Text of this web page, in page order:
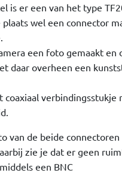
is er een van het type
wel een connector
een foto gemaakt en
daar overheen een
coaxiaal verbindingsstukje
van de beide connectoren
zie je dat er geen
een BNC